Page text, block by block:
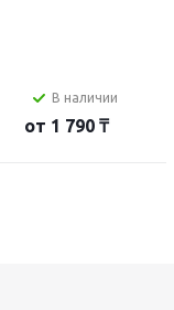
В наличии
от 1 790 ₸